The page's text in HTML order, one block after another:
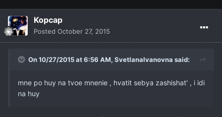
Kopcap
Posted October 27, 2015
On 10/27/2015 at 6:56 AM, SvetlanaIvanovna said:
mne po huy na tvoe mnenie , hvatit sebya zashishat' , i idi
na huy